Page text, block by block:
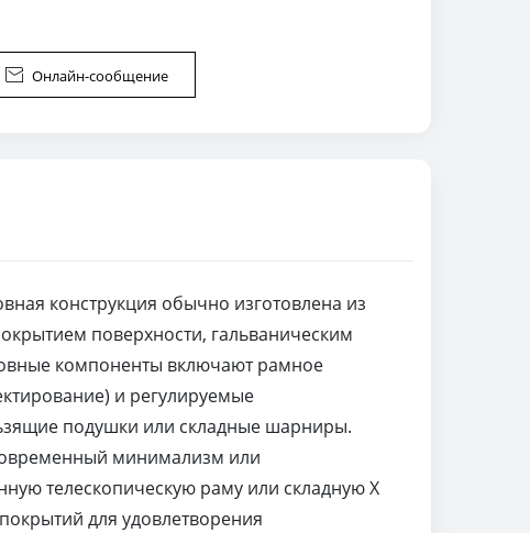
 Онлайн-сообщение
конструкция обычно изготовлена из
поверхности, гальваническим
компоненты включают рамное
и регулируемые
подушки или складные шарниры.
минимализм или
телескопическую раму или складную X
для удовлетворения